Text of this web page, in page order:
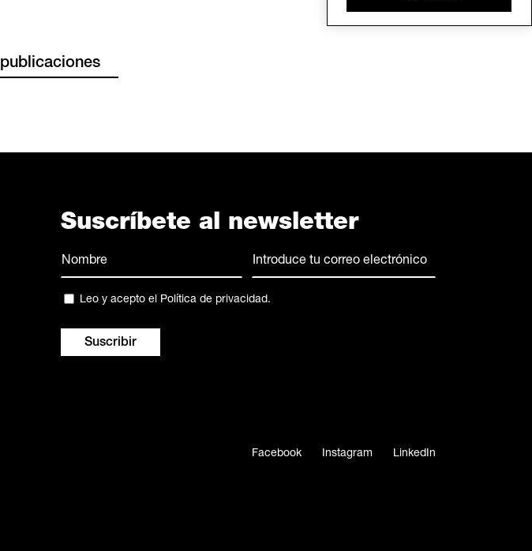
Suscríbete al newsletter
Nombre
Correo
electrónico
(Obligatorio)
Privacidad
Leo y acepto el Política de privacidad.
Facebook Instagram LinkedIn